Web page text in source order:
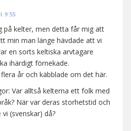
9:55
på kelter, men detta får mig att
min man länge hävdade att vi
en sorts keltiska arvtagare
ihärdigt förnekade.
år och käbblade om det här.
Var alltså kelterna ett folk med
När var deras storhetstid och
(svenskar) då?